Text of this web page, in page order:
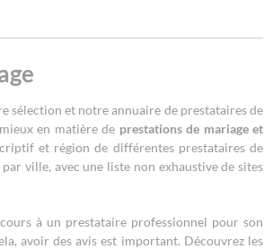
sélection et notre annuaire de prestataires de
en matière de prestations de mariage et
et région de différentes prestataires de
ville, avec une liste non exhaustive de sites
à un prestataire professionnel pour son
avoir des avis est important. Découvrez les